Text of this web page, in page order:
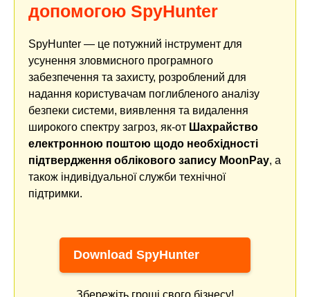
допомогою SpyHunter
SpyHunter — це потужний інструмент для
усунення зловмисного програмного
забезпечення та захисту, розроблений для
надання користувачам поглибленого аналізу
безпеки системи, виявлення та видалення
широкого спектру загроз, як-от Шахрайство
електронною поштою щодо необхідності
підтвердження облікового запису MoonPay, а
також індивідуальної служби технічної
підтримки.
Download SpyHunter
Збережіть гроші свого бізнесу!